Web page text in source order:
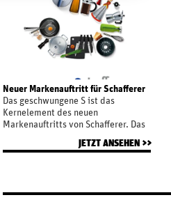
Neuer Markenauftritt für Schafferer
Das geschwungene S ist das
Kernelement des neuen
Markenauftritts von Schafferer. Das
Weise, die Produktvielfalt des
JETZT ANSEHEN